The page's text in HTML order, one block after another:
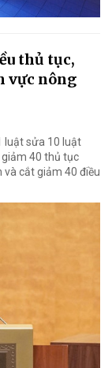
thủ tục,
vực nông
luật sửa 10 luật
40 thủ tục
và cắt giảm 40 điều